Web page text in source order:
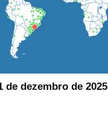
de dezembro de